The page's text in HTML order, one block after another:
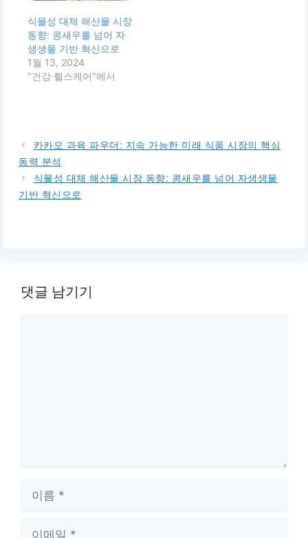
식물성 대체 해산물 시장
동향: 콩새우를 넘어 자
생생물 기반 혁신으로
1월 13, 2024
"건강·헬스케어"에서
카카오 과육 파우더: 지속 가능한 미래 식품 시장의 핵심
동력 분석
식물성 대체 해산물 시장 동향: 콩새우를 넘어 자생생물
기반 혁신으로
댓글 남기기